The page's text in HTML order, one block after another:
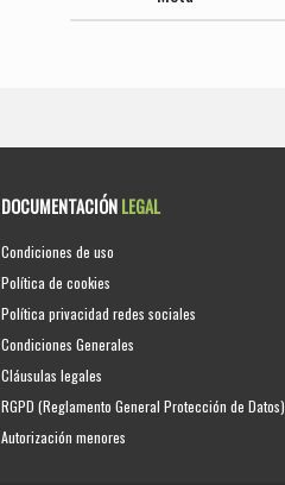
DOCUMENTACIÓNLEGAL
Condiciones de uso
Política de cookies
Política privacidad redes sociales
Condiciones Generales
Cláusulas legales
RGPD (Reglamento General Protección de Datos)
Autorización menores